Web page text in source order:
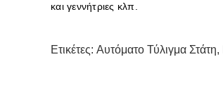
και γεννήτριες κλπ.
Ετικέτες: Αυτόματο Τύλιγμα Στάτη,